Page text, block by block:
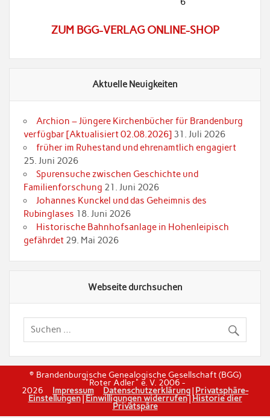
ZUM BGG-VERLAG ONLINE-SHOP
Aktuelle Neuigkeiten
Archion – Jüngere Kirchenbücher für Brandenburg
verfügbar [Aktualisiert 02.08.2026] 31. Juli 2026
früher im Ruhestand und ehrenamtlich engagiert
25. Juni 2026
Spurensuche zwischen Geschichte und
Familienforschung 21. Juni 2026
Johannes Kunckel und das Geheimnis des
Rubinglases 18. Juni 2026
Historische Bahnhofsanlage in Hohenleipisch
gefährdet 29. Mai 2026
Webseite durchsuchen
© Brandenburgische Genealogische Gesellschaft (BGG)
"Roter Adler" e. V. 2006 -
2026 Impressum Datenschutzerklärung| Privatsphäre-
Einstellungen| Einwilligungen widerrufen|Historie dier
Privatspäre